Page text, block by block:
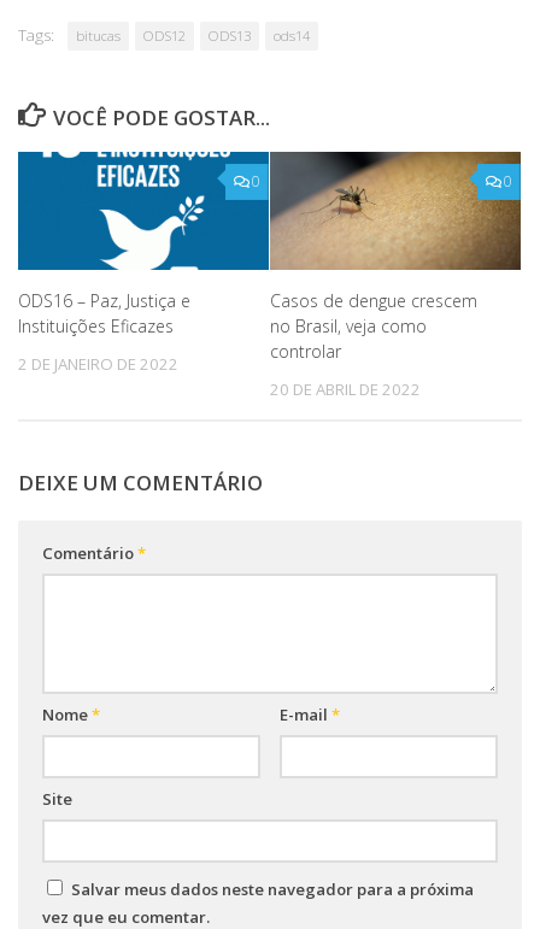
Tags: bitucas ODS12 ODS13 ods14
VOCÊ PODE GOSTAR...
0
ODS16 – Paz, Justiça e
Instituições Eficazes
2 DE JANEIRO DE 2022
0
Casos de dengue crescem
no Brasil, veja como
controlar
20 DE ABRIL DE 2022
DEIXE UM COMENTÁRIO
Comentário*
Nome* E-mail *
Site
Salvar meus dados neste navegador para a próxima
vez que eu comentar.